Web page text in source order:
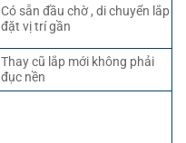
Có sẵn đầu chờ , di chuyển lắp
đặt vị trí gần
Thay cũ lắp mới không phải
đục nền